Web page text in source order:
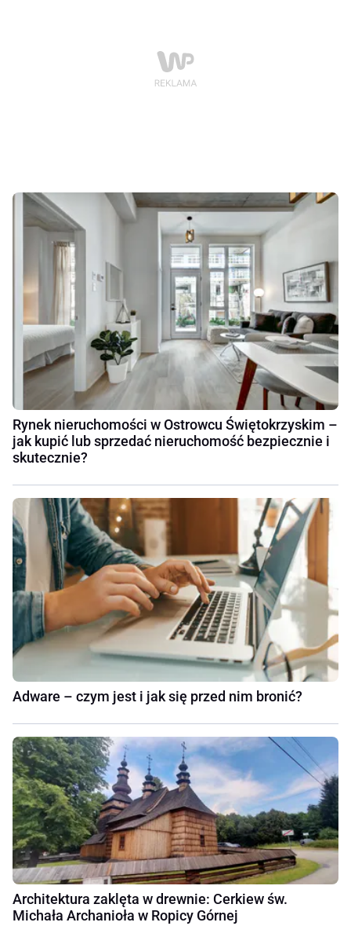
Rynek nieruchomości w Ostrowcu Świętokrzyskim –
jak kupić lub sprzedać nieruchomość bezpiecznie i
skutecznie?
Adware – czym jest i jak się przed nim bronić?
Architektura zaklęta w drewnie: Cerkiew św.
Michała Archanioła w Ropicy Górnej